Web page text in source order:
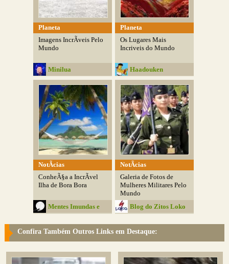
Planeta
Imagens IncrÃ­veis Pelo
Mundo
Minilua
Planeta
Os Lugares Mais
Incriveis do Mundo
Haadouken
NotÃ­cias
ConheÃ§a a IncrÃ­vel
Ilha de Bora Bora
Mentes Imundas e
NotÃ­cias
Galeria de Fotos de
Mulheres Militares Pelo
Mundo
Blog do Zitos Loko
Confira Também Outros Links em Destaque: